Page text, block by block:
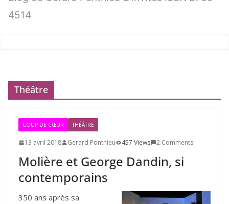
4514
Théâtre
COUP DE CŒUR THÉÂTRE
13 avril 2018 Gerard Ponthieu 457 Views 2 Comments
Molière et George Dandin, si
contemporains
350 ans après sa